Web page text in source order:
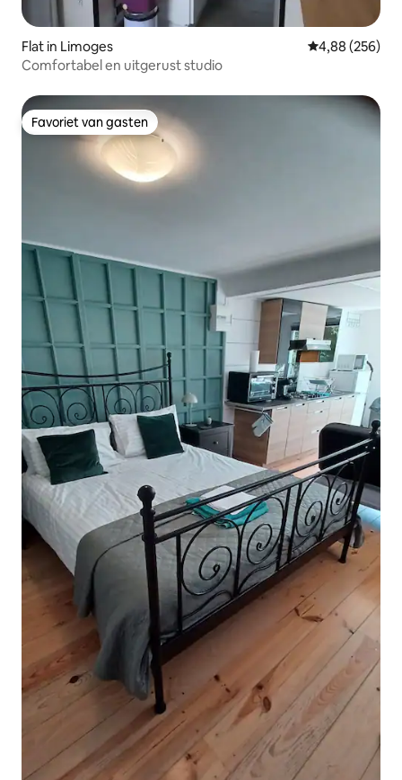
Flat in Limoges Gemiddelde
4,88 (256)
Comfortabel en uitgerust studio
Favoriet van gasten
Favoriet van gasten